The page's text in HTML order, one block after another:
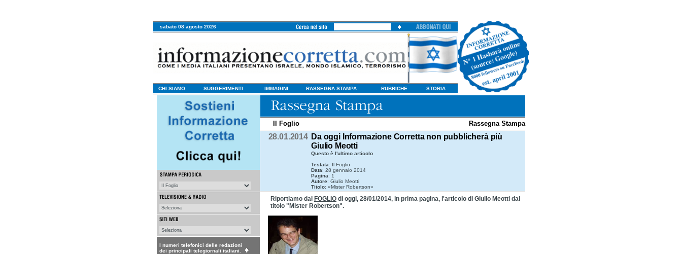
sabato 08 agosto 2026
CHI SIAMO SUGGERIMENTI IMMAGINI RASSEGNA STAMPA RUBRICHE STORIA
I numeri telefonici delle redazioni
dei principali telegiornali italiani.
Il Foglio Rassegna Stampa
28.01.2014 Da oggi Informazione Corretta non pubblicherà più
Giulio Meotti
Questo è l'ultimo articolo
Testata: Il Foglio
Data: 28 gennaio 2014
Pagina: 1
Autore: Giulio Meotti
Titolo: «Mister Robertson»
Riportiamo dal FOGLIO di oggi, 28/01/2014, in prima pagina, l'articolo di Giulio Meotti dal
titolo "Mister Robertson".